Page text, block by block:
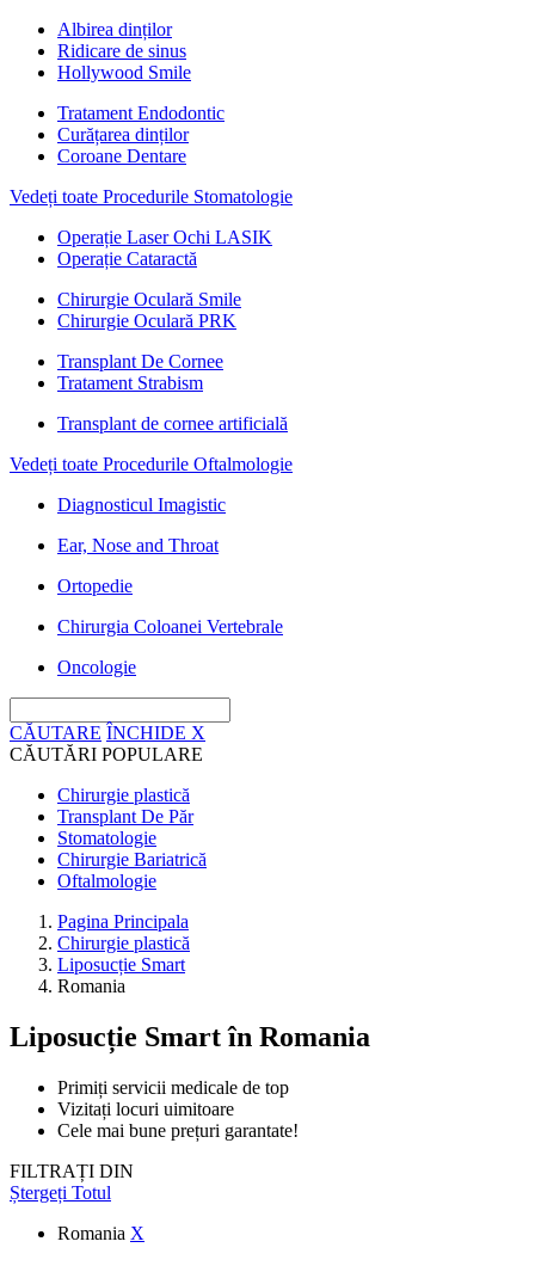
Albirea dinților
Ridicare de sinus
Hollywood Smile
Tratament Endodontic
Curățarea dinților
Coroane Dentare
Vedeți toate Procedurile Stomatologie
Operație Laser Ochi LASIK
Operație Cataractă
Chirurgie Oculară Smile
Chirurgie Oculară PRK
Transplant De Cornee
Tratament Strabism
Transplant de cornee artificială
Vedeți toate Procedurile Oftalmologie
Diagnosticul Imagistic
Ear, Nose and Throat
Ortopedie
Chirurgia Coloanei Vertebrale
Oncologie
CĂUTARE ÎNCHIDE X
CĂUTĂRI POPULARE
Chirurgie plastică
Transplant De Păr
Stomatologie
Chirurgie Bariatrică
Oftalmologie
Pagina Principala
Chirurgie plastică
Liposucție Smart
Romania
Liposucție Smartîn Romania
Primiți servicii medicale de top
Vizitați locuri uimitoare
Cele mai bune prețuri garantate!
FILTRAȚI DIN
Ștergeți Totul
Romania X